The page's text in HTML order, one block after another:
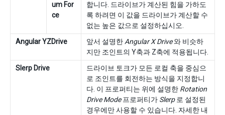
um For
ce
합니다. 드라이브가 계산된 힘을 가하도
록 하려면 이 값을 드라이브가 계산할 수
없는 높은 값으로 설정하십시오.
Angular YZDrive
앞서 설명한Angular X Drive와 비슷하
지만 조인트의 Y축과 Z축에 적용됩니다.
Slerp Drive
드라이브 토크가 모든 로컬 축을 중심으
로 조인트를 회전하는 방식을 지정합니
다. 이 프로퍼티는 위에 설명한 Rotation
Drive Mode프로퍼티가 Slerp로 설정된
경우에만 사용할 수 있습니다. 자세한 내